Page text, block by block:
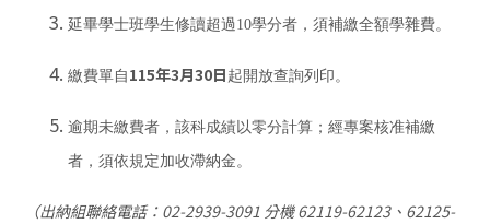
延畢學士班學生修讀超過10學分者，須補繳全額學雜費。
繳費單自 115年3月30日 起開放查詢列印。
逾期未繳費者，該科成績以零分計算；經專案核准補繳
者，須依規定加收滯納金。
（出納組聯絡電話：02-2939-3091 分機 62119-62123、62125-